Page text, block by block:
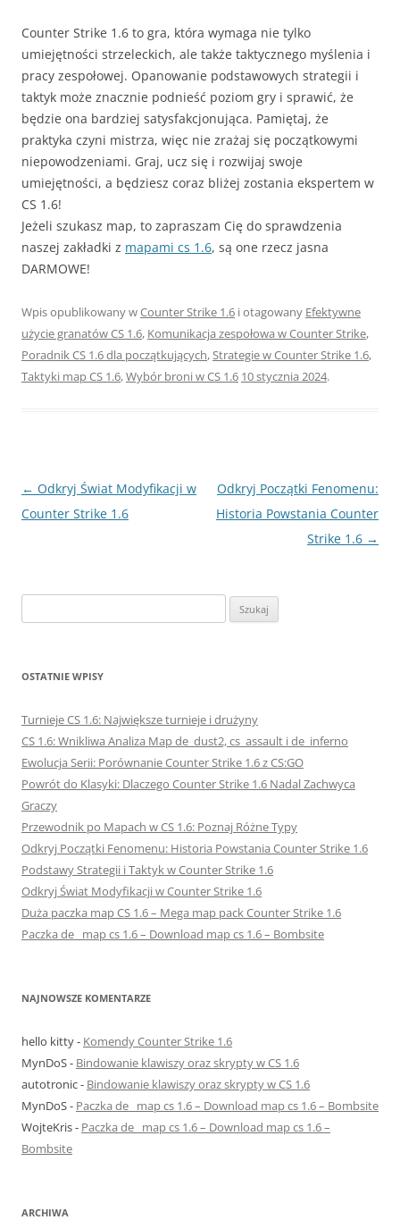
Counter Strike 1.6 to gra, która wymaga nie tylko
umiejętności strzeleckich, ale także taktycznego myślenia i
pracy zespołowej. Opanowanie podstawowych strategii i
taktyk może znacznie podnieść poziom gry i sprawić, że
będzie ona bardziej satysfakcjonująca. Pamiętaj, że
praktyka czyni mistrza, więc nie zrażaj się początkowymi
niepowodzeniami. Graj, ucz się i rozwijaj swoje
umiejętności, a będziesz coraz bliżej zostania ekspertem w
CS 1.6!
Jeżeli szukasz map, to zapraszam Cię do sprawdzenia
naszej zakładki z mapami cs 1.6, są one rzecz jasna
DARMOWE!
Wpis opublikowany wCounter Strike 1.6 i otagowany Efektywne
użycie granatów CS 1.6, Komunikacja zespołowa w Counter Strike,
Poradnik CS 1.6 dla początkujących,Strategie w Counter Strike 1.6,
Taktyki map CS 1.6,Wybór broni w CS 1.6 10 stycznia 2024.
Nawigacja
wpisu
← Odkryj Świat Modyfikacji w
Counter Strike 1.6
Odkryj Początki Fenomenu:
Historia Powstania Counter
Strike 1.6 →
OSTATNIE WPISY
Turnieje CS 1.6: Największe turnieje i drużyny
CS 1.6: Wnikliwa Analiza Map de_dust2, cs_assault i de_inferno
Ewolucja Serii: Porównanie Counter Strike 1.6 z CS:GO
Powrót do Klasyki: Dlaczego Counter Strike 1.6 Nadal Zachwyca
Graczy
Przewodnik po Mapach w CS 1.6: Poznaj Różne Typy
Odkryj Początki Fenomenu: Historia Powstania Counter Strike 1.6
Podstawy Strategii i Taktyk w Counter Strike 1.6
Odkryj Świat Modyfikacji w Counter Strike 1.6
Duża paczka map CS 1.6 – Mega map pack Counter Strike 1.6
Paczka de_ map cs 1.6 – Download map cs 1.6 – Bombsite
NAJNOWSZE KOMENTARZE
hello kitty- Komendy Counter Strike 1.6
MynDoS- Bindowanie klawiszy oraz skrypty w CS 1.6
autotronic- Bindowanie klawiszy oraz skrypty w CS 1.6
MynDoS- Paczka de_ map cs 1.6 – Download map cs 1.6 – Bombsite
WojteKris- Paczka de_ map cs 1.6 – Download map cs 1.6 –
Bombsite
ARCHIWA